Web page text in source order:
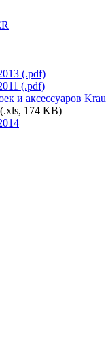
(.pdf)
(.pdf)
и аксессуаров
174 KB)